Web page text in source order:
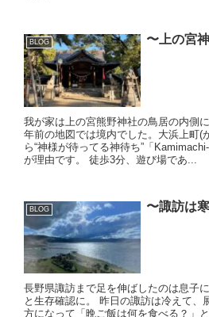
BLOG 〜上の宮
我が家は上の宮熊野神社の鳥居の内側
年前の地図では境内でした。大浜上町(
ら“神様が待ってる神待ち”「
が理由です。 徒歩3分、遊び場であ...
BLOG 〜諏訪は
長野県諏訪まで足を伸ばしたのは息子
と生存確認に。 昨日の諏訪は冷えて
方になって「晩ご飯は何を食べる？」